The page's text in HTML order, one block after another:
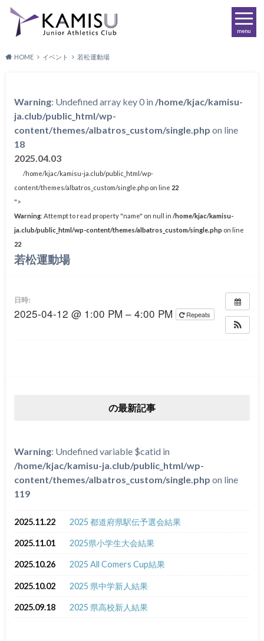
menu
HOME イベント 若松運動場
Warning: Undefined array key 0 in /home/kjac/kamisu-
ja.club/public_html/wp-
content/themes/albatros_custom/single.php on line
18
2025.04.03
/home/kjac/kamisu-ja.club/public_html/wp-
content/themes/albatros_custom/single.php on line 22
">
Warning: Attempt to read property "name" on null in/home/kjac/kamisu-
ja.club/public_html/wp-content/themes/albatros_custom/single.php on line
22
若松運動場
日時:
2025-04-12 @ 1:00 PM – 4:00 PM Repeats
の最新記事
Warning: Undefined variable $catid in
/home/kjac/kamisu-ja.club/public_html/wp-
content/themes/albatros_custom/single.php on line
119
2025.11.22 2025 都道府県駅伝予選会結果
2025.11.01 2025県小学生大会結果
2025.10.26 2025 All Comers Cup結果
2025.10.02 2025 県中学新人結果
2025.09.18 2025 県高校新人結果